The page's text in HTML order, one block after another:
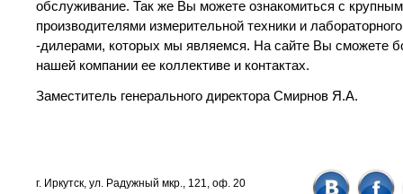
обслуживание. Так же Вы можете ознакомиться с
производителями измерительной техники и
-дилерами, которых мы являемся. На сайте Вы сможете
нашей компании ее коллективе и контактах.
Заместитель генерального директора Смирнов Я.А.
г. Иркутск, ул. Радужный мкр., 121, оф. 20